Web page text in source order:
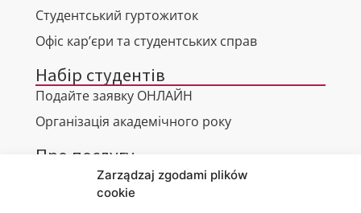
Zarządzaj zgodami plików
cookie
Студентський гуртожиток
Офіс кар’єри та студентських справ
Набір студентів
Подайте заявку ОНЛАЙН
Організація академічного року
Про послугу
Віртуальний тур